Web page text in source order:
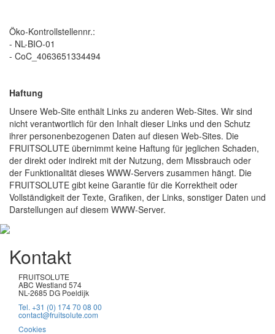
Öko-Kontrollstellennr.:
- NL-BIO-01
- CoC_4063651334494
Haftung
Unsere Web-Site enthält Links zu anderen Web-Sites. Wir sind
nicht verantwortlich für den Inhalt dieser Links und den Schutz
ihrer personenbezogenen Daten auf diesen Web-Sites. Die
FRUITSOLUTE übernimmt keine Haftung für jeglichen Schaden,
der direkt oder indirekt mit der Nutzung, dem Missbrauch oder
der Funktionalität dieses WWW-Servers zusammen hängt. Die
FRUITSOLUTE gibt keine Garantie für die Korrektheit oder
Vollständigkeit der Texte, Grafiken, der Links, sonstiger Daten und
Darstellungen auf diesem WWW-Server.
Kontakt
FRUITSOLUTE
ABC Westland 574
NL-2685 DG Poeldijk
Tel. +31 (0) 174 70 08 00
contact@fruitsolute.com
Cookies